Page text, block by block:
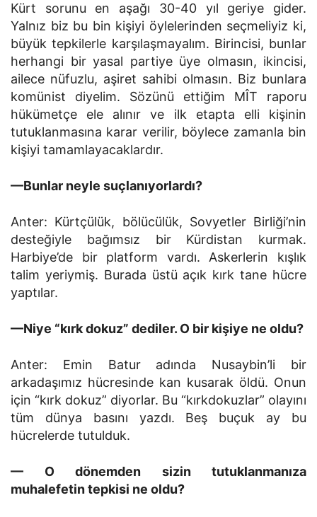
Kürt sorunu en aşağı 30-40 yıl geriye gider.
Yalnız biz bu bin kişiyi öylelerinden seçmeliyiz ki,
büyük tepkilerle karşılaşmayalım. Birincisi, bunlar
herhangi bir yasal partiye üye olmasın, ikincisi,
ailece nüfuzlu, aşiret sahibi olmasın. Biz bunlara
komünist diyelim. Sözünü ettiğim MÎT raporu
hükümetçe ele alınır ve ilk etapta elli kişinin
tutuklanmasına karar verilir, böylece zamanla bin
kişiyi tamamlayacaklardır.
—Bunlar neyle suçlanıyorlardı?
Anter: Kürtçülük, bölücülük, Sovyetler Birliği’nin
de­steğiyle bağımsız bir Kürdistan kurmak.
Harbiye’de bir plat­form vardı. Askerlerin kışlık
talim yeriymiş. Burada üstü açık kırk tane hücre
yaptılar.
—Niye “kırk dokuz” dediler. O bir kişiye ne oldu?
Anter: Emin Batur adında Nusaybin’li bir
arkadaşımız hücresinde kan kusarak öldü. Onun
için “kırk dokuz” diyorlar. Bu “kırkdokuzlar” olayını
tüm dünya basını yazdı. Beş buçuk ay bu
hücrelerde tutulduk.
— O dönemden sizin tutuklanmanıza
muhalefetin tepkisi ne oldu?